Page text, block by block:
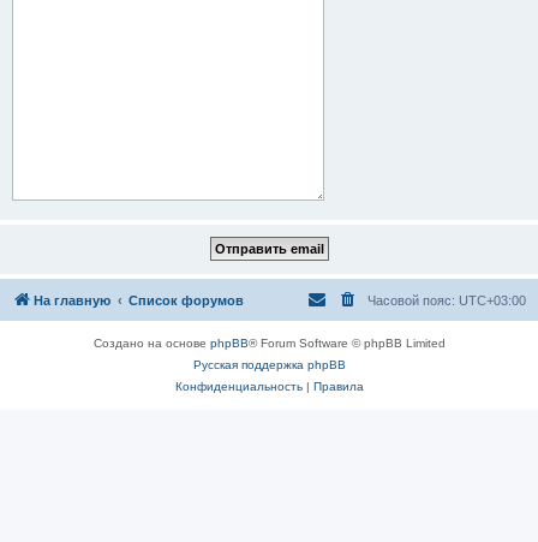
На главную Список форумов Часовой пояс: UTC+03:00
Создано на основе phpBB® Forum Software © phpBB Limited
Русская поддержка phpBB
Конфиденциальность| Правила